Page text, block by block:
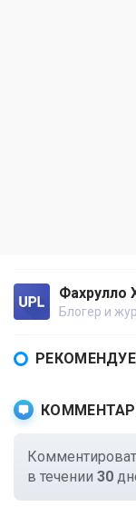
Фахрулло
Блогер и
в течении 30